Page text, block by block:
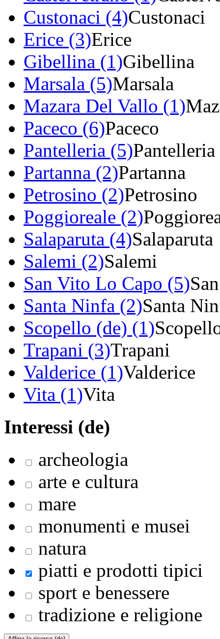
Custonaci (4)Custonaci
Erice (3)Erice
Gibellina (1)Gibellina
Marsala (5)Marsala
Mazara Del Vallo (1)
Paceco (6)Paceco
Pantelleria (5)Pantelleria
Partanna (2)Partanna
Petrosino (2)Petrosino
Poggioreale (2)
Salaparuta (4)Salaparuta
Salemi (2)Salemi
San Vito Lo Capo (5)
Santa Ninfa (2)Santa
Scopello (de) (1)
Trapani (3)Trapani
Valderice (1)Valderice
Vita (1)Vita
Interessi (de)
archeologia
arte e cultura
mare
monumenti e musei
natura
piatti e prodotti tipici
sport e benessere
tradizione e religione